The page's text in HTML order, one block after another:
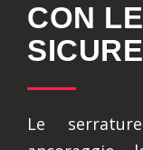
CON
Le